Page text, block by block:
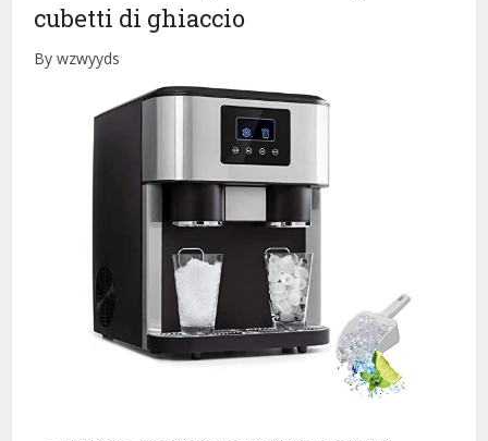
cubetti di ghiaccio
By wzwyyds